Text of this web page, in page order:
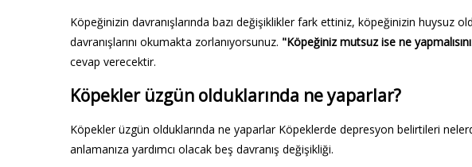
Köpeğinizin davranışlarında bazı değişiklikler fark ettiniz, köpeğinizin huysuz
davranışlarını okumakta zorlanıyorsunuz. "Köpeğiniz mutsuz ise ne
cevap verecektir.
Köpekler üzgün olduklarında ne yaparlar?
Köpekler üzgün olduklarında ne yaparlar Köpeklerde depresyon belirtileri
anlamanıza yardımcı olacak beş davranış değişikliği.